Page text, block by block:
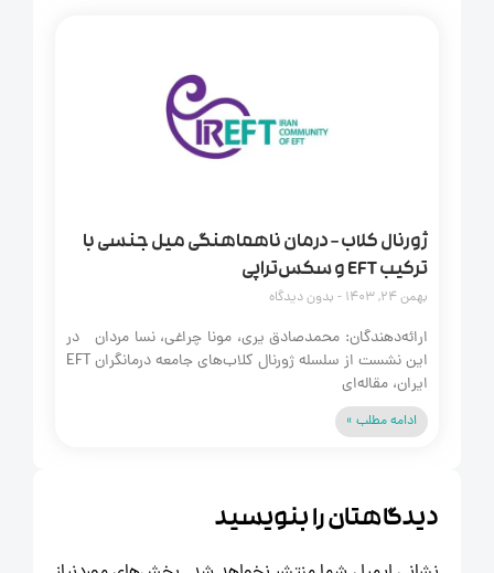
ژورنال کلاب – درمان ناهماهنگی میل جنسی با
ترکیب EFT و سکس‌تراپی
بدون دیدگاه
ارائه‌دهندگان: محمدصادق یری، مونا چراغی، نسا مردان در
این نشست از سلسله ژورنال کلاب‌های جامعه درمانگران EFT
ایران، مقاله‌ای
ادامه مطلب »
دیدگاهتان را بنویسید